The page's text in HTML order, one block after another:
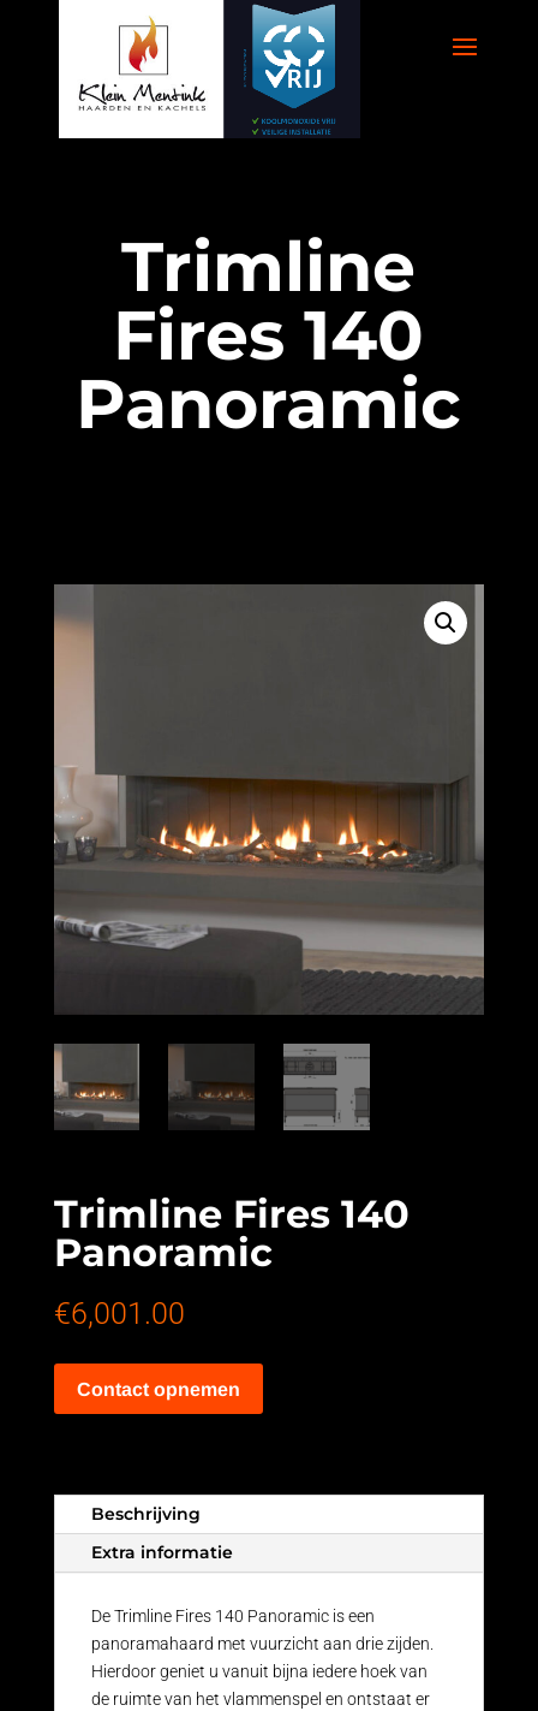
Trimline
Fires 140
Panoramic
Trimline Fires 140
Panoramic
€6,001.00
Contact opnemen
Beschrijving
Extra informatie
De Trimline Fires 140 Panoramic is een
panoramahaard met vuurzicht aan drie zijden.
Hierdoor geniet u vanuit bijna iedere hoek van
de ruimte van het vlammenspel en ontstaat er